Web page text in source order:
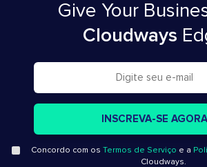
Give Your
Cloudways
Concordo com os Termos de Serviço e a
Cloudways.